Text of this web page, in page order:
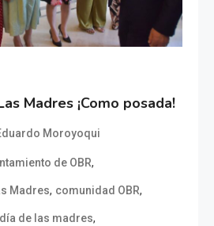
Madres ¡Como posada!
Moroyoqui
de OBR,
Madres, comunidad OBR,
día de las madres,